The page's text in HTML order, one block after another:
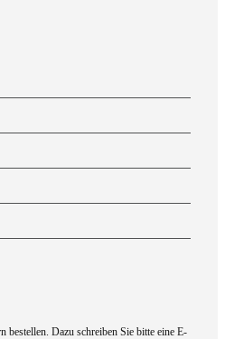
bestellen. Dazu schreiben Sie bitte eine E-